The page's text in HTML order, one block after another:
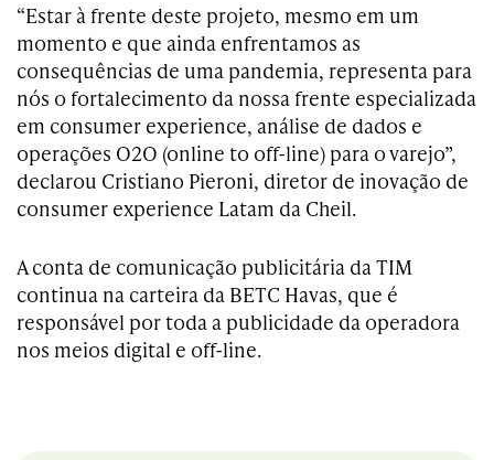
“Estar à frente deste projeto, mesmo em um
momento e que ainda enfrentamos as
consequências de uma pandemia, representa para
nós o fortalecimento da nossa frente especializada
em consumer experience, análise de dados e
operações O2O (online to off-line) para o varejo”,
declarou Cristiano Pieroni, diretor de inovação de
consumer experience Latam da Cheil.
A conta de comunicação publicitária da TIM
continua na carteira da BETC Havas, que é
responsável por toda a publicidade da operadora
nos meios digital e off-line.